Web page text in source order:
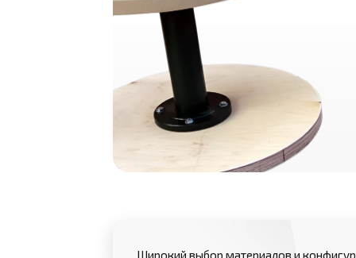
Широкий выбор материалов и